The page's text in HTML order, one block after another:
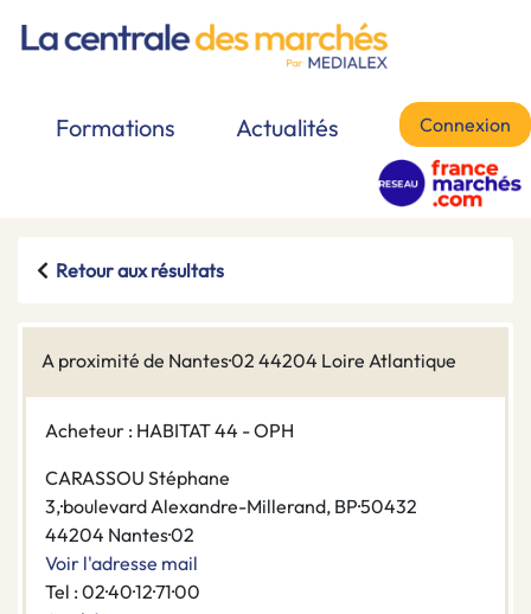
Formations Actualités Connexion
Retour aux résultats
A proximité de Nantes·02 44204 Loire Atlantique
Acheteur : HABITAT 44 - OPH
CARASSOU Stéphane
3,·boulevard Alexandre-Millerand, BP·50432
44204 Nantes·02
Voir l'adresse mail
Tel : 02·40·12·71·00